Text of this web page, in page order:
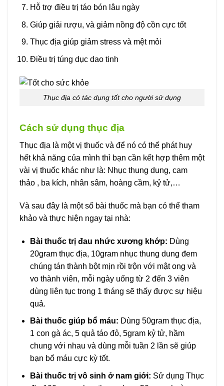
Hỗ trợ điều trị táo bón lâu ngày
Giúp giải rượu, và giảm nồng độ cồn cực tốt
Thục địa giúp giảm stress và mệt mỏi
Điều trị túng dục dao tinh
Thục địa có tác dụng tốt cho người sử dụng
Cách sử dụng thục địa
Thục địa là một vị thuốc và để nó có thể phát huy
hết khả năng của mình thì bạn cần kết hợp thêm một
vài vị thuốc khác như là: Nhục thung dung, cam
thảo , ba kích, nhân sâm, hoàng cầm, kỷ tử,…
Và sau đây là một số bài thuốc mà bạn có thể tham
khảo và thực hiện ngay tại nhà:
Bài thuốc trị đau nhức xương khớp: Dùng
20gram thục địa, 10gram nhục thung dung đem
chúng tán thành bột mịn rồi trộn với mật ong và
vo thành viên, mỗi ngày uống từ 2 đến 3 viên
dùng liên tục trong 1 tháng sẽ thấy được sự hiệu
quả.
Bài thuốc giúp bổ máu: Dùng 50gram thục địa,
1 con gà ác, 5 quả táo đỏ, 5gram kỷ tử, hầm
chung với nhau và dùng mỗi tuần 2 lần sẽ giúp
bạn bổ máu cực kỳ tốt.
Bài thuốc trị vô sinh ở nam giới: Sử dụng Thục